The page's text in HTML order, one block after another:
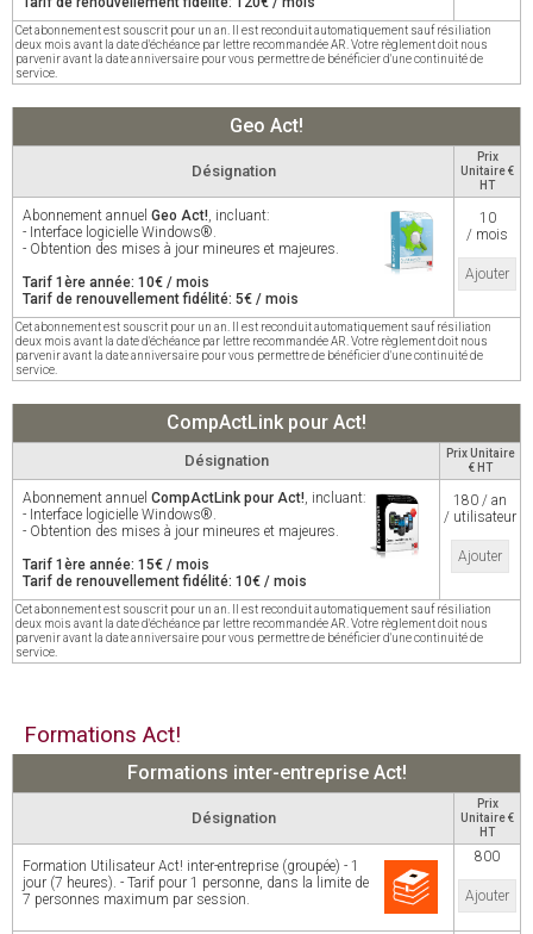
Cet abonnement est souscrit pour un an. Il est reconduit automatiquement sauf résiliation
deux mois avant la date d'échéance par lettre recommandée AR. Votre règlement doit nous
parvenir avant la date anniversaire pour vous permettre de bénéficier d'une continuité de
service.
Geo Act!
Désignation
Prix
Unitaire €
HT
Abonnement annuel Geo Act!, incluant:
- Interface logicielle Windows®.
- Obtention des mises à jour mineures et majeures.
Tarif 1ère année: 10€ / mois
Tarif de renouvellement fidélité: 5€ / mois
10
/ mois
Ajouter
Cet abonnement est souscrit pour un an. Il est reconduit automatiquement sauf résiliation
deux mois avant la date d'échéance par lettre recommandée AR. Votre règlement doit nous
parvenir avant la date anniversaire pour vous permettre de bénéficier d'une continuité de
service.
CompActLink pour Act!
Désignation
Prix Unitaire
€ HT
Abonnement annuel CompActLink pour Act!, incluant:
- Interface logicielle Windows®.
- Obtention des mises à jour mineures et majeures.
Tarif 1ère année: 15€ / mois
Tarif de renouvellement fidélité: 10€ / mois
180 / an
/ utilisateur
Ajouter
Cet abonnement est souscrit pour un an. Il est reconduit automatiquement sauf résiliation
deux mois avant la date d'échéance par lettre recommandée AR. Votre règlement doit nous
parvenir avant la date anniversaire pour vous permettre de bénéficier d'une continuité de
service.
Formations Act!
Formations inter-entreprise Act!
Désignation
Prix
Unitaire €
HT
Formation Utilisateur Act! inter-entreprise (groupée) - 1
jour (7 heures). - Tarif pour 1 personne, dans la limite de
7 personnes maximum par session.
800
Ajouter